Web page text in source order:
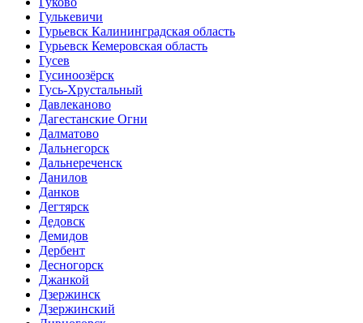
Гулькевичи
Гурьевск Калининградская область
Гурьевск Кемеровская область
Гусев
Гусиноозёрск
Гусь-Хрустальный
Давлеканово
Дагестанские Огни
Далматово
Дальнегорск
Дальнереченск
Данилов
Данков
Дегтярск
Дедовск
Демидов
Дербент
Десногорск
Джанкой
Дзержинск
Дзержинский